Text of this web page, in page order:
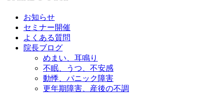
お知らせ
セミナー開催
よくある質問
院長ブログ
めまい、耳鳴り
不眠、うつ、不安感
動悸、パニック障害
更年期障害、産後の不調